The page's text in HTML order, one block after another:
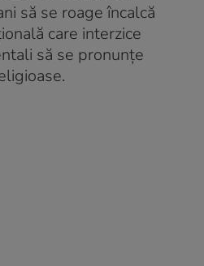
să se roage încalcă
care interzice
să se pronunţe